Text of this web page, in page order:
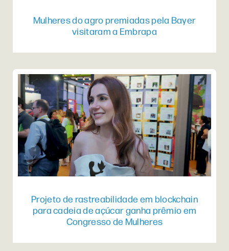
Mulheres do agro premiadas pela Bayer
visitaram a Embrapa
Projeto de rastreabilidade em blockchain
para cadeia de açúcar ganha prêmio em
Congresso de Mulheres